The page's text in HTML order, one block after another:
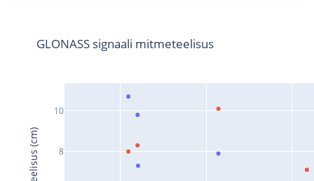
8
10
GLONASS signaali mitmeteelisus